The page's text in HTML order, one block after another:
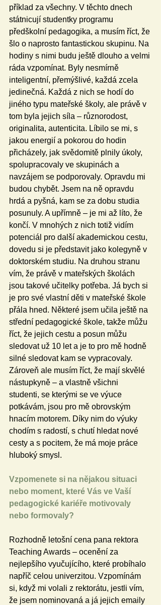
příklad za všechny. V těchto dnech
státnicují studentky programu
předškolní pedagogika, a musím říct, že
šlo o naprosto fantastickou skupinu. Na
hodiny s nimi budu ještě dlouho a velmi
ráda vzpomínat. Byly nesmírně
inteligentní, přemýšlivé, každá zcela
jedinečná. Každá z nich se hodí do
jiného typu mateřské školy, ale právě v
tom byla jejich síla – různorodost,
originalita, autenticita. Líbilo se mi, s
jakou energií a pokorou do hodin
přicházely, jak svědomitě plnily úkoly,
spolupracovaly ve skupinách a
navzájem se podporovaly. Opravdu mi
budou chybět. Jsem na ně opravdu
hrdá a pyšná, kam se za dobu studia
posunuly. A upřímně – je mi až líto, že
končí. V mnohých z nich totiž vidím
potenciál pro další akademickou cestu,
dovedu si je představit jako kolegyně v
doktorském studiu. Na druhou stranu
vím, že právě v mateřských školách
jsou takové učitelky potřeba. Já bych si
je pro své vlastní děti v mateřské škole
přála hned. Některé jsem učila ještě na
střední pedagogické škole, takže můžu
říct, že jejich cestu a posun můžu
sledovat už 10 let a je to pro mě hodně
silné sledovat kam se vypracovaly.
Zároveň ale musím říct, že mají skvělé
nástupkyně – a vlastně všichni
studenti, se kterými se ve výuce
potkávám, jsou pro mě obrovským
hnacím motorem. Díky nim do výuky
chodím s radostí, s chutí hledat nové
cesty a s pocitem, že má moje práce
hluboký smysl.
Vzpomenete si na nějakou situaci
nebo moment, které Vás ve Vaší
pedagogické kariéře motivovaly
nebo formovaly?
Rozhodně letošní cena pana rektora
Teaching Awards – ocenění za
nejlepšího vyučujícího, které probíhalo
napříč celou univerzitou. Vzpomínám
si, když mi volali z rektorátu, jestli vím,
že jsem nominovaná a já jejich emaily